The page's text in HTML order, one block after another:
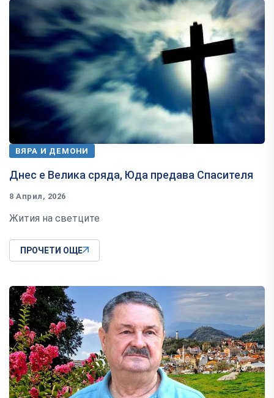
ВЯРА И ДЕМОНИ
Днес е Велика сряда, Юда предава Спасителя
8 Април, 2026
Жития на светците
ПРОЧЕТИ ОЩЕ